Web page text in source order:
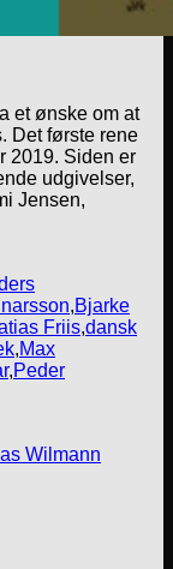
et ønske om at
Det første rene
2019. Siden er
udgivelser,
Jensen,
,Bjarke
Friis,dansk
,Max
,Peder
Wilmann